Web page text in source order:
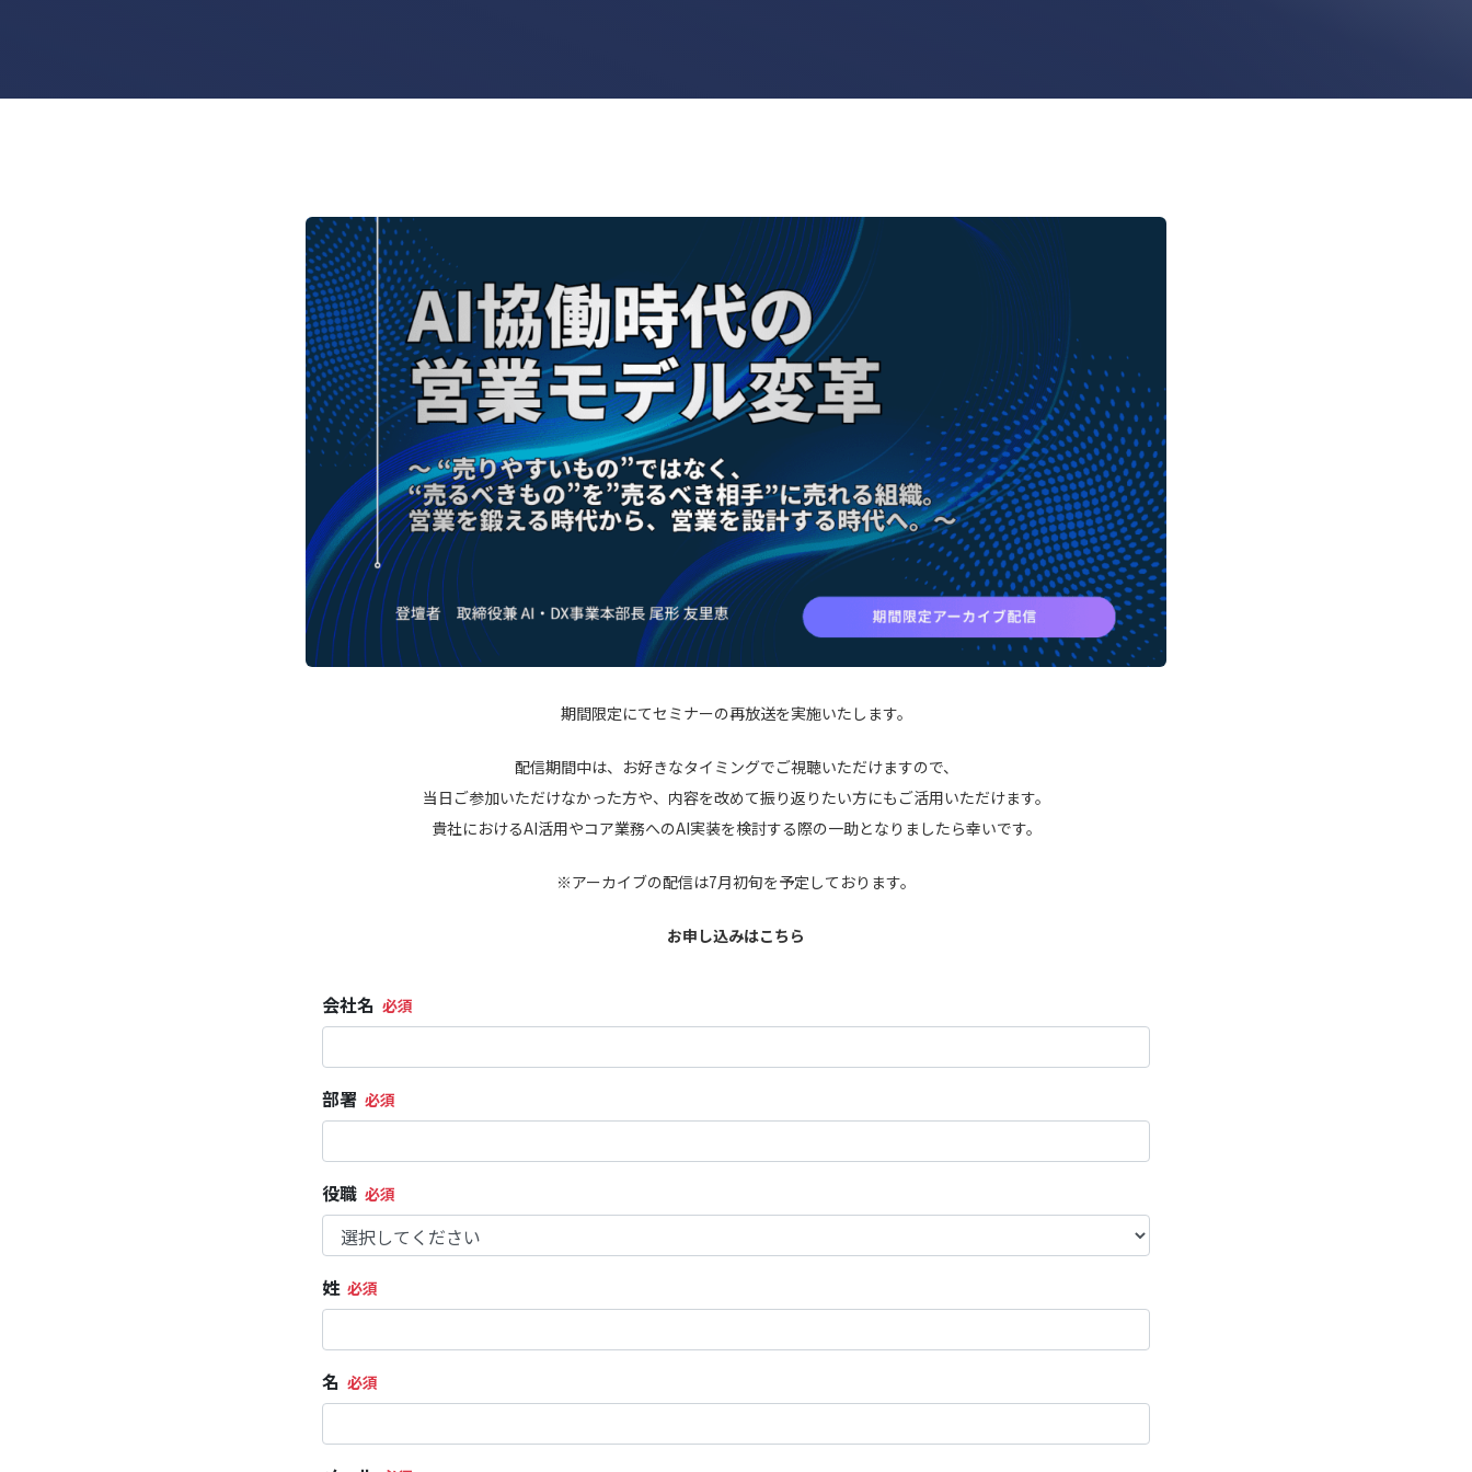
期間限定にてセミナーの再放送を実施いたします。
配信期間中は、お好きなタイミングでご視聴いただけますので、
当日ご参加いただけなかった方や、内容を改めて振り返りたい方にもご活用いただけます。
貴社におけるAI活用やコア業務へのAI実装を検討する際の一助となりましたら幸いです。
※アーカイブの配信は7月初旬を予定しております。
お申し込みはこちら